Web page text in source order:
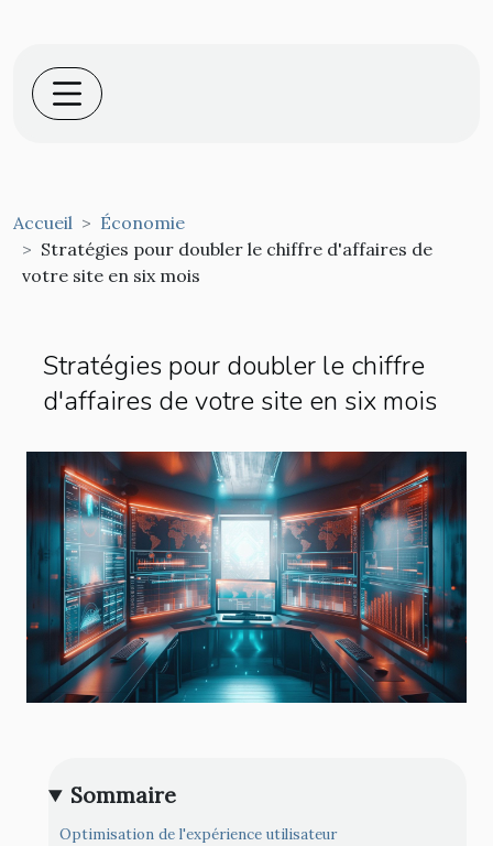
Accueil
Économie
Stratégies pour doubler le chiffre d'affaires de
votre site en six mois
Stratégies pour doubler le chiffre
d'affaires de votre site en six mois
Sommaire
Optimisation de l'expérience utilisateur